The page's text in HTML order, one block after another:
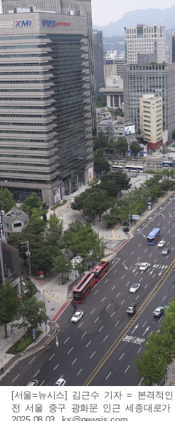
[서울=뉴시스] 김근수 기자 = 본격적
전 서울 중구 광화문 인근 세종대로